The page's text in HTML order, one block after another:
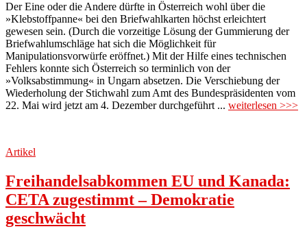
Der Eine oder die Andere dürfte in Österreich wohl über die
»Klebstoffpanne« bei den Briefwahlkarten höchst erleichtert
gewesen sein. (Durch die vorzeitige Lösung der Gummierung der
Briefwahlumschläge hat sich die Möglichkeit für
Manipulationsvorwürfe eröffnet.) Mit der Hilfe eines technischen
Fehlers konnte sich Österreich so terminlich von der
»Volksabstimmung« in Ungarn absetzen. Die Verschiebung der
Wiederholung der Stichwahl zum Amt des Bundespräsidenten vom
22. Mai wird jetzt am 4. Dezember durchgeführt ... weiterlesen >>>
Artikel
Freihandelsabkommen EU und Kanada:
CETA zugestimmt – Demokratie
geschwächt